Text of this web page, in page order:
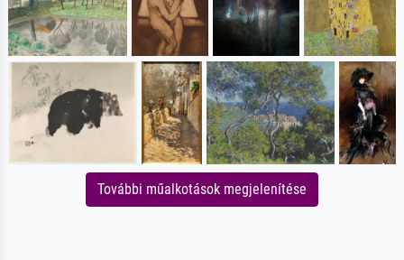
További műalkotások megjelenítése